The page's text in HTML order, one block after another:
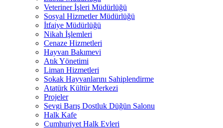
Veteriner İşleri Müdürlüğü
Sosyal Hizmetler Müdürlüğü
İtfaiye Müdürlüğü
Nikah İşlemleri
Cenaze Hizmetleri
Hayvan Bakımevi
Atık Yönetimi
Liman Hizmetleri
Sokak Hayvanlarını Sahiplendirme
Atatürk Kültür Merkezi
Projeler
Sevgi Barış Dostluk Düğün Salonu
Halk Kafe
Cumhuriyet Halk Evleri